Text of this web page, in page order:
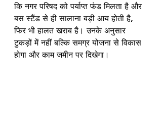
कि नगर परिषद को पर्याप्त फंड मिलता है और
बस स्टैंड से ही सालाना बड़ी आय होती है,
फिर भी हालत खराब है। उनके अनुसार
टुकड़ों में नहीं बल्कि समग्र योजना से विकास
होगा और काम जमीन पर दिखेगा।